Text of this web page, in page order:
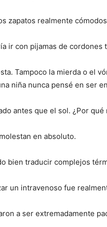
zapatos realmente
ir con pijamas de cordones
Tampoco la mierda o el
niña nunca pensé en ser
antes que el sol. ¿Por
en absoluto.
bien traducir complejos
un intravenoso fue
a ser extremadamente